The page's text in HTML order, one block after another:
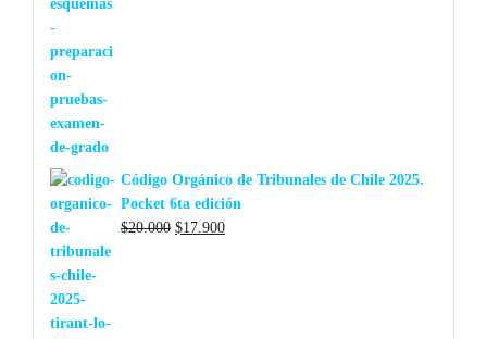
Código Orgánico de Tribunales de Chile 2025.
Pocket 6ta edición
$20.000 El
$17.900El